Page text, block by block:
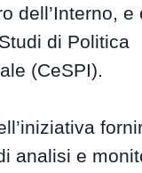
dell’Interno, e
di Politica
(CeSPI).
analisi e